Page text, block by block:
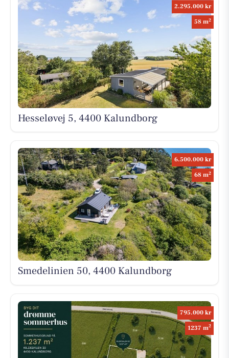
2.295.000 kr
58 m2
Hesseløvej 5, 4400 Kalundborg
6.500.000 kr
68 m2
Smedelinien 50, 4400 Kalundborg
795.000 kr
1237 m2